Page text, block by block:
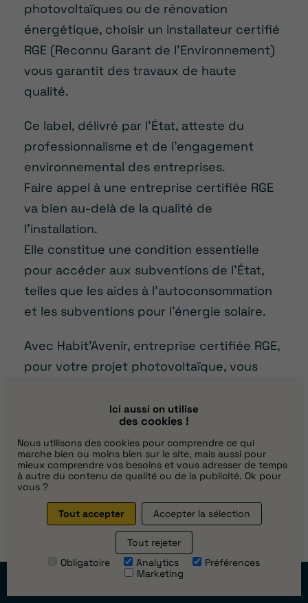
Ici aussi on utilise
des cookies !
Nous utilisons des cookies pour comprendre ce qui
marche bien ou moins bien sur le site, mais aussi pour
mieux comprendre vos besoins et vous adresser de temps
à autre du contenu de qualité ou de la publicité. Ok pour
vous ?
Tout accepter Accepter la sélection
Tout rejeter
Obligatoire
Analytics
Préférences
Marketing
rendez-vous
photovoltaïques ou de rénovation
énergétique, choisir un installateur certifié
RGE (Reconnu Garant de l’Environnement)
vous garantit des travaux de haute
qualité.
Ce label, délivré par l’État, atteste du
professionnalisme et de l’engagement
environnemental des entreprises.
Faire appel à une entreprise certifiée RGE
va bien au-delà de la qualité de
l’installation.
Elle constitue une condition essentielle
pour accéder aux subventions de l’État,
telles que les aides à l’autoconsommation
et les subventions pour l’énergie solaire.
Avec Habit’Avenir, entreprise certifiée RGE,
pour votre projet photovoltaïque, vous
normes les plus exigeantes, mais aussi que
vous maximisez votre éligibilité aux aides
financières offertes.
Optez pour une
énergie propre et
durable à
Montigny-le-